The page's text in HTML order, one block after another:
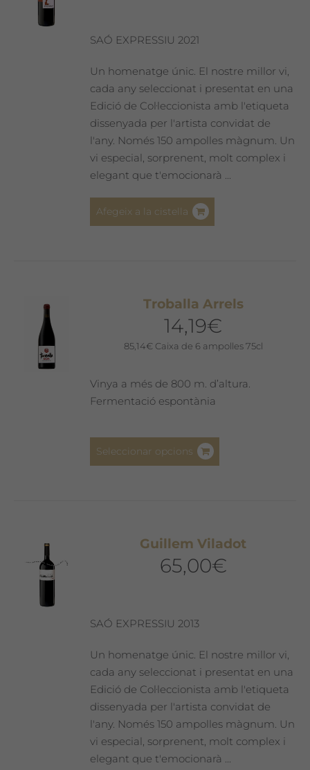
SAÓ EXPRESSIU 2021
Un homenatge únic. El nostre millor vi,
cada any seleccionat i presentat en una
Edició de Col·leccionista amb l'etiqueta
dissenyada per l'artista convidat de
l'any. Només 150 ampolles màgnum. Un
vi especial, sorprenent, molt complex i
elegant que t'emocionarà ...
Afegeix a la cistella
Troballa Arrels
14,19€
85,14€ Caixa de 6 ampolles 75cl
Vinya a més de 800 m. d’altura.
Fermentació espontània
Seleccionar opcions
opcions
pàgina
del
producte
Guillem Viladot
65,00€
SAÓ EXPRESSIU 2013
Un homenatge únic. El nostre millor vi,
cada any seleccionat i presentat en una
Edició de Col·leccionista amb l'etiqueta
dissenyada per l'artista convidat de
l'any. Només 150 ampolles màgnum. Un
vi especial, sorprenent, molt complex i
elegant que t'emocionarà ...